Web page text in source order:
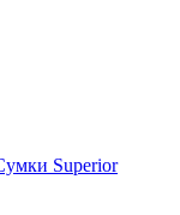
Superior